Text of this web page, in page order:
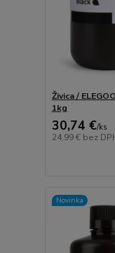
Živica /
1kg
30,74 €/ks
24,99 € bez
Novinka